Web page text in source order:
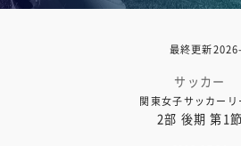
最終更新
サッカー
関東女子サッカーリ
2部 後期 第1節